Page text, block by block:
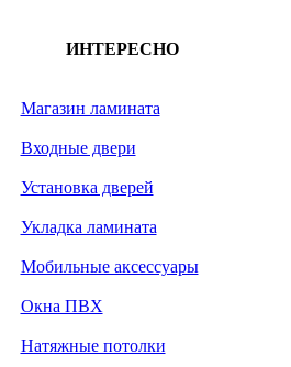
ИНТЕРЕСНО
Магазин ламината
Входные двери
Установка дверей
Укладка ламината
Мобильные аксессуары
Окна ПВХ
Натяжные потолки